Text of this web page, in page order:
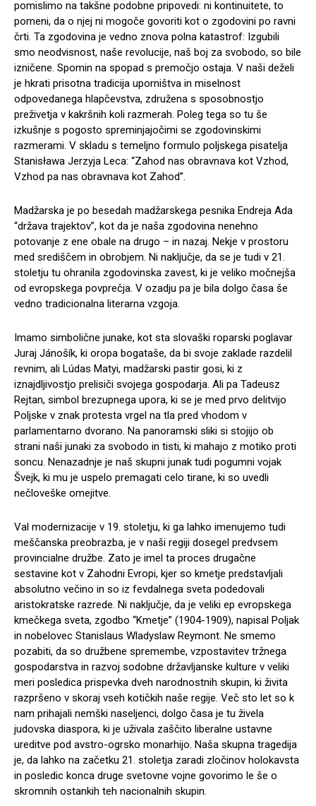
pomislimo na takšne podobne pripovedi: ni kontinuitete, to
pomeni, da o njej ni mogoče govoriti kot o zgodovini po ravni
črti. Ta zgodovina je vedno znova polna katastrof: Izgubili
smo neodvisnost, naše revolucije, naš boj za svobodo, so bile
izničene. Spomin na spopad s premočjo ostaja. V naši deželi
je hkrati prisotna tradicija uporništva in miselnost
odpovedanega hlapčevstva, združena s sposobnostjo
preživetja v kakršnih koli razmerah. Poleg tega so tu še
izkušnje s pogosto spreminjajočimi se zgodovinskimi
razmerami. V skladu s temeljno formulo poljskega pisatelja
Stanisława Jerzyja Leca: “Zahod nas obravnava kot Vzhod,
Vzhod pa nas obravnava kot Zahod”.
Madžarska je po besedah madžarskega pesnika Endreja Ada
“država trajektov”, kot da je naša zgodovina nenehno
potovanje z ene obale na drugo – in nazaj. Nekje v prostoru
med središčem in obrobjem. Ni naključje, da se je tudi v 21.
stoletju tu ohranila zgodovinska zavest, ki je veliko močnejša
od evropskega povprečja. V ozadju pa je bila dolgo časa še
vedno tradicionalna literarna vzgoja.
Imamo simbolične junake, kot sta slovaški roparski poglavar
Juraj Jánošík, ki oropa bogataše, da bi svoje zaklade razdelil
revnim, ali Lúdas Matyi, madžarski pastir gosi, ki z
iznajdljivostjo prelisiči svojega gospodarja. Ali pa Tadeusz
Rejtan, simbol brezupnega upora, ki se je med prvo delitvijo
Poljske v znak protesta vrgel na tla pred vhodom v
parlamentarno dvorano. Na panoramski sliki si stojijo ob
strani naši junaki za svobodo in tisti, ki mahajo z motiko proti
soncu. Nenazadnje je naš skupni junak tudi pogumni vojak
Švejk, ki mu je uspelo premagati celo tirane, ki so uvedli
nečloveške omejitve.
Val modernizacije v 19. stoletju, ki ga lahko imenujemo tudi
meščanska preobrazba, je v naši regiji dosegel predvsem
provincialne družbe. Zato je imel ta proces drugačne
sestavine kot v Zahodni Evropi, kjer so kmetje predstavljali
absolutno večino in so iz fevdalnega sveta podedovali
aristokratske razrede. Ni naključje, da je veliki ep evropskega
kmečkega sveta, zgodbo “Kmetje” (1904-1909), napisal Poljak
in nobelovec Stanislaus Wladyslaw Reymont. Ne smemo
pozabiti, da so družbene spremembe, vzpostavitev tržnega
gospodarstva in razvoj sodobne državljanske kulture v veliki
meri posledica prispevka dveh narodnostnih skupin, ki živita
razpršeno v skoraj vseh kotičkih naše regije. Več sto let so k
nam prihajali nemški naseljenci, dolgo časa je tu živela
judovska diaspora, ki je uživala zaščito liberalne ustavne
ureditve pod avstro-ogrsko monarhijo. Naša skupna tragedija
je, da lahko na začetku 21. stoletja zaradi zločinov holokavsta
in posledic konca druge svetovne vojne govorimo le še o
skromnih ostankih teh nacionalnih skupin.